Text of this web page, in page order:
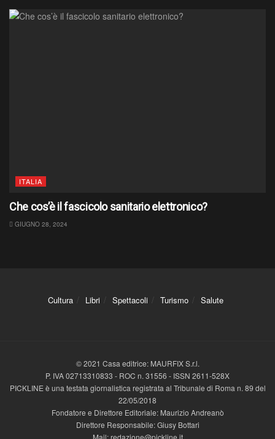
ITALIA
Che cos’è il fascicolo sanitario elettronico?
GIUGNO 28, 2024
Cultura Libri Spettacoli Turismo Salute
© 2021 Casa editrice: MAURFIX S.r.l.
P. IVA 02713310833 - ROC n. 31556 - ISSN 2611-528X
PICKLINE è una testata giornalistica registrata al Tribunale di Roma n. 89 del
22/05/2018
Fondatore e Direttore Editoriale: Maurizio Andreanò
Direttore Responsabile: Giusy Bottari
Mail: redazione@pickline.it